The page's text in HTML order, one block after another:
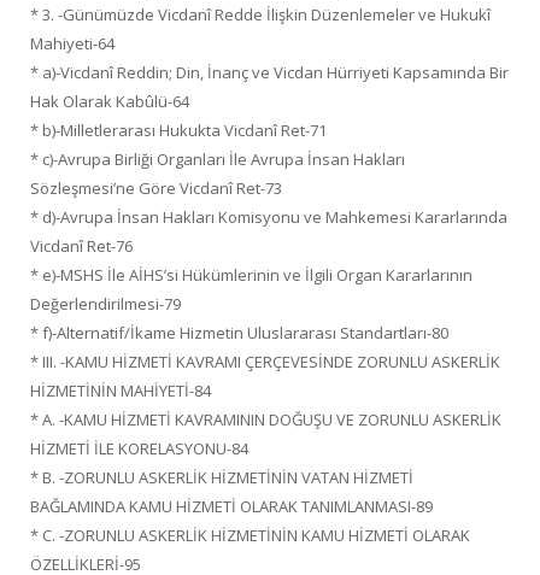
* 3. -Günümüzde Vicdanî Redde İlişkin Düzenlemeler ve Hukukî
Mahiyeti-64
* a)-Vicdanî Reddin; Din, İnanç ve Vicdan Hürriyeti Kapsamında Bir
Hak Olarak Kabûlü-64
* b)-Milletlerarası Hukukta Vicdanî Ret-71
* c)-Avrupa Birliği Organları İle Avrupa İnsan Hakları
Sözleşmesi’ne Göre Vicdanî Ret-73
* d)-Avrupa İnsan Hakları Komisyonu ve Mahkemesi Kararlarında
Vicdanî Ret-76
* e)-MSHS İle AİHS’si Hükümlerinin ve İlgili Organ Kararlarının
Değerlendirilmesi-79
* f)-Alternatif/İkame Hizmetin Uluslararası Standartları-80
* III. -KAMU HİZMETİ KAVRAMI ÇERÇEVESİNDE ZORUNLU ASKERLİK
HİZMETİNİN MAHİYETİ-84
* A. -KAMU HİZMETİ KAVRAMININ DOĞUŞU VE ZORUNLU ASKERLİK
HİZMETİ İLE KORELASYONU-84
* B. -ZORUNLU ASKERLİK HİZMETİNİN VATAN HİZMETİ
BAĞLAMINDA KAMU HİZMETİ OLARAK TANIMLANMASI-89
* C. -ZORUNLU ASKERLİK HİZMETİNİN KAMU HİZMETİ OLARAK
ÖZELLİKLERİ-95